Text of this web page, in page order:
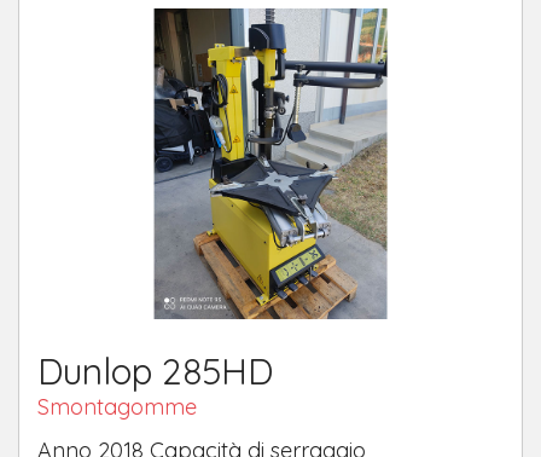
Dunlop 285HD
Smontagomme
Anno 2018 Capacità di serraggio